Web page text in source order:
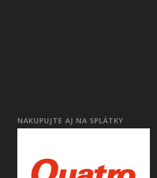
NAKUPUJTE AJ NA SPLÁTKY